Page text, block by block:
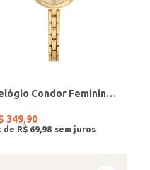
Relógio Condor Feminino DOURADO
349,90
de R$ 69 98